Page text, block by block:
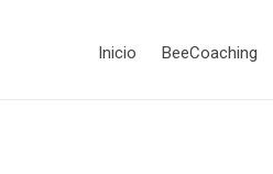
Inicio BeeCoaching